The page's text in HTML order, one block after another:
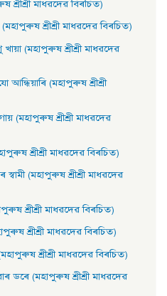
মাধৱদেৱ বিৰচিত)
শ্ৰীশ্ৰী মাধৱদেৱ বিৰচিত)
(মহাপুৰুষ শ্ৰীশ্ৰী মাধৱদেৱ
(মহাপুৰুষ শ্ৰীশ্ৰী
(মহাপুৰুষ শ্ৰীশ্ৰী মাধৱদেৱ
শ্ৰীশ্ৰী মাধৱদেৱ বিৰচিত)
(মহাপুৰুষ শ্ৰীশ্ৰী মাধৱদেৱ
শ্ৰীশ্ৰী মাধৱদেৱ বিৰচিত)
শ্ৰীশ্ৰী মাধৱদেৱ বিৰচিত)
শ্ৰীশ্ৰী মাধৱদেৱ বিৰচিত)
ডৰে (মহাপুৰুষ শ্ৰীশ্ৰী মাধৱদেৱ